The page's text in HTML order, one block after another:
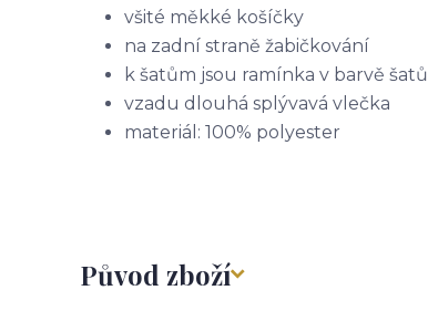
všité měkké košíčky
na zadní straně žabičkování
k šatům jsou ramínka v barvě šatů
vzadu dlouhá splývavá vlečka
materiál: 100% polyester
Původ zboží